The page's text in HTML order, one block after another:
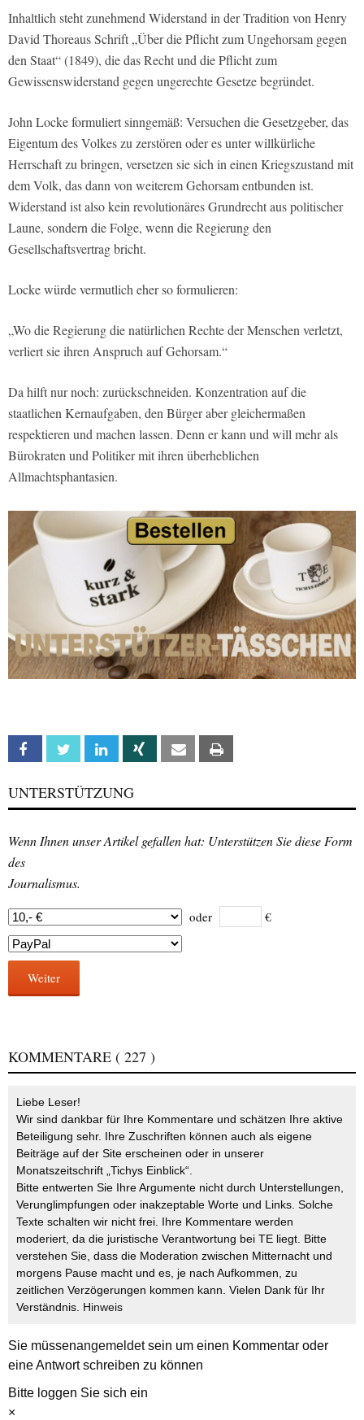
Inhaltlich steht zunehmend Widerstand in der Tradition von Henry
David Thoreaus Schrift „Über die Pflicht zum Ungehorsam gegen
den Staat“ (1849), die das Recht und die Pflicht zum
Gewissenswiderstand gegen ungerechte Gesetze begründet.
John Locke formuliert sinngemäß: Versuchen die Gesetzgeber, das
Eigentum des Volkes zu zerstören oder es unter willkürliche
Herrschaft zu bringen, versetzen sie sich in einen Kriegszustand mit
dem Volk, das dann von weiterem Gehorsam entbunden ist.
Widerstand ist also kein revolutionäres Grundrecht aus politischer
Laune, sondern die Folge, wenn die Regierung den
Gesellschaftsvertrag bricht.
Locke würde vermutlich eher so formulieren:
„Wo die Regierung die natürlichen Rechte der Menschen verletzt,
verliert sie ihren Anspruch auf Gehorsam.“
Da hilft nur noch: zurückschneiden. Konzentration auf die
staatlichen Kernaufgaben, den Bürger aber gleichermaßen
respektieren und machen lassen. Denn er kann und will mehr als
Bürokraten und Politiker mit ihren überheblichen
Allmachtsphantasien.
Facebook Twitter Linkedin Xing Email
UNTERSTÜTZUNG
Wenn Ihnen unser Artikel gefallen hat: Unterstützen Sie diese Form
des
Journalismus.
oder €
Weiter
KOMMENTARE ( 227 )
Liebe Leser!
Wir sind dankbar für Ihre Kommentare und schätzen Ihre aktive
Beteiligung sehr. Ihre Zuschriften können auch als eigene
Beiträge auf der Site erscheinen oder in unserer
Monatszeitschrift „Tichys Einblick“.
Bitte entwerten Sie Ihre Argumente nicht durch Unterstellungen,
Verunglimpfungen oder inakzeptable Worte und Links. Solche
Texte schalten wir nicht frei. Ihre Kommentare werden
moderiert, da die juristische Verantwortung bei TE liegt. Bitte
verstehen Sie, dass die Moderation zwischen Mitternacht und
morgens Pause macht und es, je nach Aufkommen, zu
zeitlichen Verzögerungen kommen kann. Vielen Dank für Ihr
Verständnis. Hinweis
Sie müssenangemeldetsein um einen Kommentar oder
eine Antwort schreiben zu können
Bitte loggen Sie sich ein
×